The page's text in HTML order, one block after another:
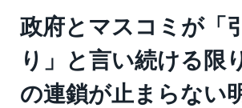
政府とマスコミが「
り」と言い続ける限
の連鎖が止まらない